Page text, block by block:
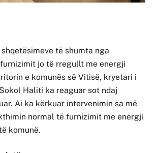
të shumta nga
jo të rregullt me energji
e komunës së Vitisë, kryetari i
Haliti ka reaguar sot ndaj
Ai ka kërkuar intervenimin sa më
normal të furnizimit me energji
komunë.